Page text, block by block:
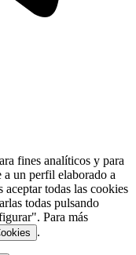
fines analíticos y para
a un perfil elaborado a
aceptar todas las cookies
todas pulsando
Para más
.